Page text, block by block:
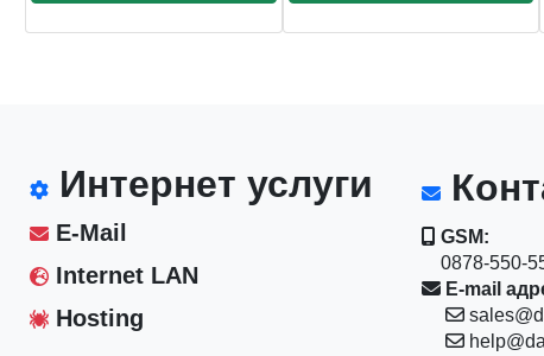
Интернет услуги
E-Mail
Internet LAN
Hosting
GSM:
0878-550-
E-mail